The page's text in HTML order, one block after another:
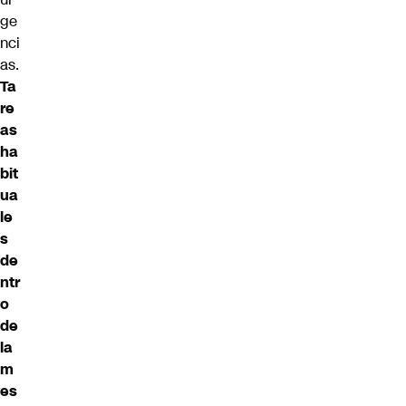
ge
nci
as.
Ta
re
as
ha
bit
ua
le
s
de
ntr
o
de
la
m
es